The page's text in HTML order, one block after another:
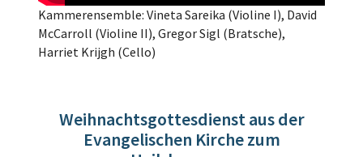
Kammerensemble: Vineta Sareika (Violine I), David
McCarroll (Violine II), Gregor Sigl (Bratsche),
Harriet Krijgh (Cello)
Weihnachtsgottesdienst aus der
Evangelischen Kirche zum